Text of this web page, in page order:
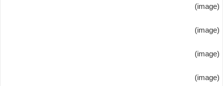
(image)
(image)
(image)
(image)